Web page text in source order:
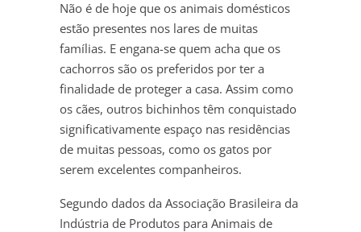
Não é de hoje que os animais domésticos
estão presentes nos lares de muitas
famílias. E engana-se quem acha que os
cachorros são os preferidos por ter a
finalidade de proteger a casa. Assim como
os cães, outros bichinhos têm conquistado
significativamente espaço nas residências
de muitas pessoas, como os gatos por
serem excelentes companheiros.
Segundo dados da Associação Brasileira da
Indústria de Produtos para Animais de